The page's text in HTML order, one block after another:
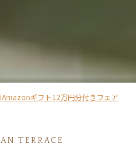
Amazonギフト12万円分付きフェア
TERRACE